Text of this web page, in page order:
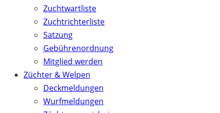
Zuchtwartliste
Zuchtrichterliste
Satzung
Gebührenordnung
Mitglied werden
Züchter & Welpen
Deckmeldungen
Wurfmeldungen